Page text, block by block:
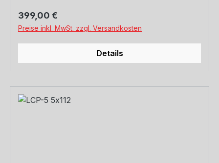
Regulärer Preis:
399,00 €
Preise inkl. MwSt. zzgl. Versandkosten
Details